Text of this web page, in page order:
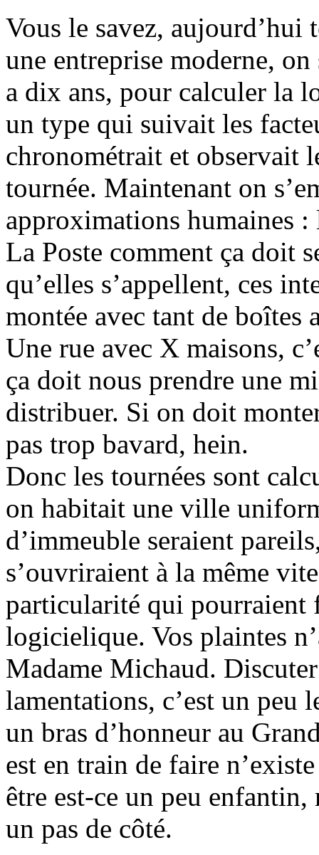
Vous le savez, aujourd’hui
une entreprise moderne,
a dix ans, pour calculer la
un type qui suivait les
chronométrait et observait
tournée. Maintenant on
approximations humaines
La Poste comment ça doit
qu’elles s’appellent, ces
montée avec tant de boîtes
Une rue avec X maisons,
ça doit nous prendre une
distribuer. Si on doit
pas trop bavard, hein.
Donc les tournées sont
on habitait une ville
d’immeuble seraient
s’ouvriraient à la même
particularité qui pourraient
logicielique. Vos plaintes
Madame Michaud.
lamentations, c’est un
un bras d’honneur au
est en train de faire
être est-ce un peu enfantin,
un pas de côté.